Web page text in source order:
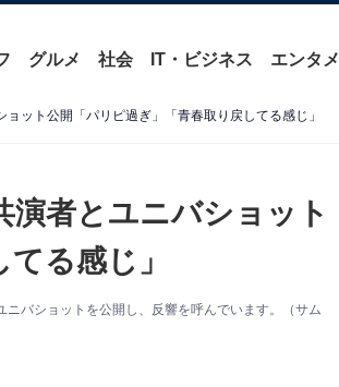
グルメ 社会 IT・ビジネス エンタメ
ット公開「パリピ過ぎ」「青春取り戻してる感じ」
演者とユニバショット
る感じ」
バショットを公開し、反響を呼んでいます。（サム